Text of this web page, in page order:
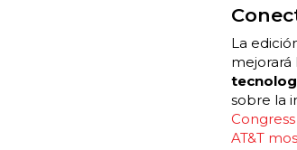
La
mejorará
sobre la
AT&T